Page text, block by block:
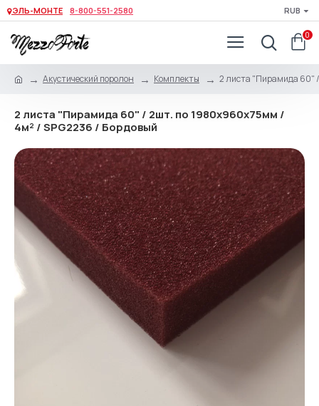
ЭЛЬ-МОНТЕ 8-800-551-2580 RUB
0
Акустический поролон Комплекты 2 листа "Пирамида 60"
2 листа "Пирамида 60" / 2шт. по 1980х960х75мм /
4м² / SPG2236 / Бордовый